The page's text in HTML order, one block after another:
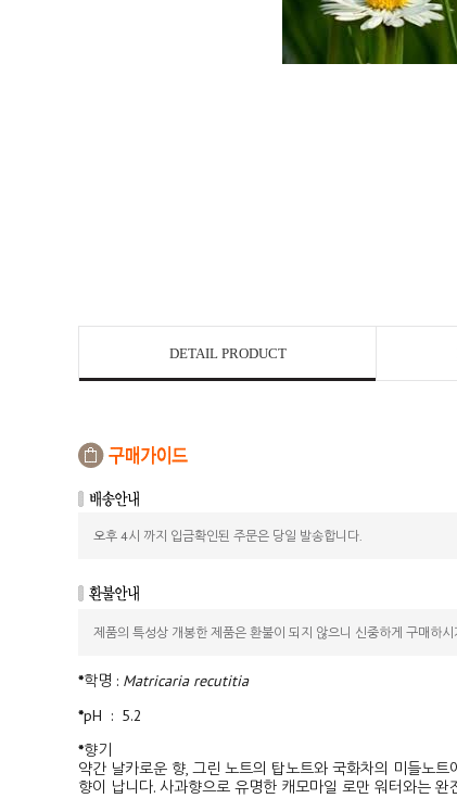
DETAIL PRODUCT
오후 4시 까지 입금확인된 주문은 당일 발송합니다.
제품의 특성상 개봉한 제품은 환불이 되지 않으니 신중하게 구매하시
*학명 : Matricaria recutitia
*pH : 5.2
*향기
약간 날카로운 향, 그린 노트의 탑노트와 국화차의 미들노
향이 납니다. 사과향으로 유명한 캐모마일 로만 워터와는 완